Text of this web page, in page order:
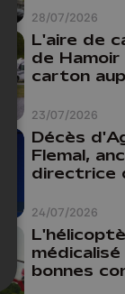
28/07/2026
budget
faire
23/07/2026
L'aire de
de
carton
24/07/2026
Décès
Flemal,
directrice
bonnes